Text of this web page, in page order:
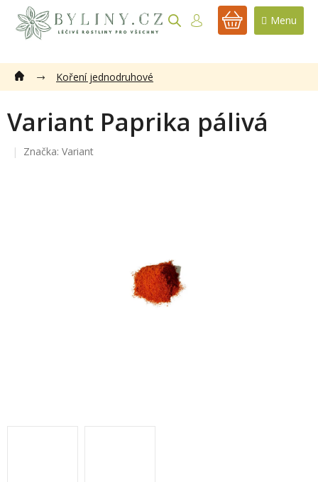
obsah
NÁKUPNÍ
Koření jednodruhové
Variant Paprika pálivá
Značka: Variant